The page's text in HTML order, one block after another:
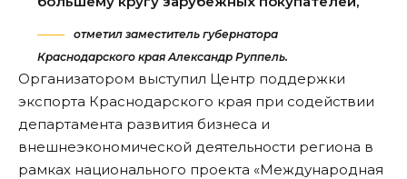
отметил заместитель губернатора
Краснодарского края Александр Руппель.
Организатором выступил Центр поддержки
экспорта Краснодарского края при содействии
департамента развития бизнеса и
внешнеэкономической деятельности региона в
рамках национального проекта «Международная